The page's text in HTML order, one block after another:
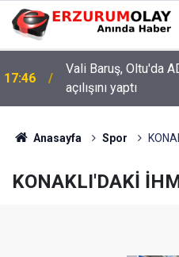
17:46
Vali Baruş, Oltu'da
açılışını yaptı
Şenkaya Belediye
Anasayfa Spor
KONAKLI'DAKİ